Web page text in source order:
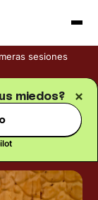
sesiones
miedos?
a los